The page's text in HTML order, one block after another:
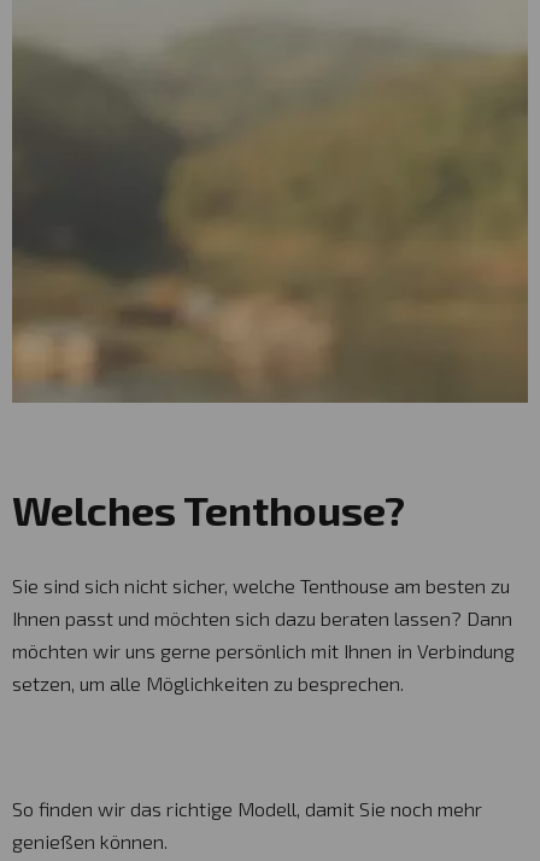
Welches Tenthouse?
Sie sind sich nicht sicher, welche Tenthouse am besten zu
Ihnen passt und möchten sich dazu beraten lassen? Dann
möchten wir uns gerne persönlich mit Ihnen in Verbindung
setzen, um alle Möglichkeiten zu besprechen.
So finden wir das richtige Modell, damit Sie noch mehr
genießen können.